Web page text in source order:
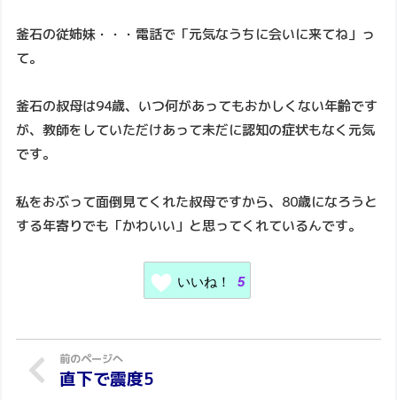
釜石の従姉妹・・・電話で「元気なうちに会いに来てね」っ
て。
釜石の叔母は94歳、いつ何があってもおかしくない年齢です
が、教師をしていただけあって未だに認知の症状もなく元気
です。
私をおぶって面倒見てくれた叔母ですから、80歳になろうと
する年寄りでも「かわいい」と思ってくれているんです。
いいね！ 5
直下で震度5